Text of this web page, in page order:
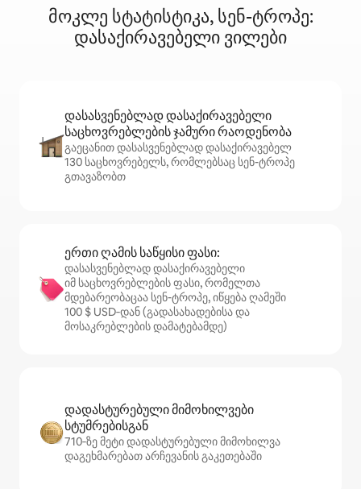
მოკლე სტატისტიკა, სენ-ტროპე:
დასაქირავებელი ვილები
დასასვენებლად დასაქირავებელი
საცხოვრებლების ჯამური რაოდენობა
გაეცანით დასასვენებლად დასაქირავებელ
130 საცხოვრებელს, რომლებსაც სენ-ტროპე
გთავაზობთ
ერთი ღამის საწყისი ფასი:
დასასვენებლად დასაქირავებელი
იმ საცხოვრებლების ფასი, რომელთა
მდებარეობაცაა სენ-ტროპე, იწყება ღამეში
100 $ USD‑დან (გადასახადებისა და
მოსაკრებლების დამატებამდე)
დადასტურებული მიმოხილვები
სტუმრებისგან
710‑ზე მეტი დადასტურებული მიმოხილვა
დაგეხმარებათ არჩევანის გაკეთებაში